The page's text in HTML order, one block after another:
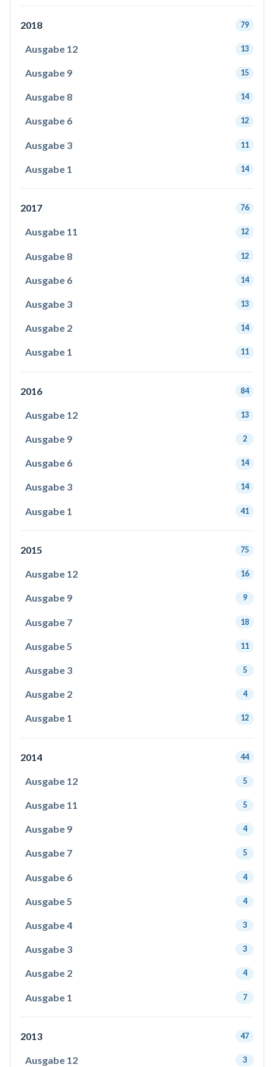
2018 79
Ausgabe 12 13
Ausgabe 9 15
Ausgabe 8 14
Ausgabe 6 12
Ausgabe 3 11
Ausgabe 1 14
2017 76
Ausgabe 11 12
Ausgabe 8 12
Ausgabe 6 14
Ausgabe 3 13
Ausgabe 2 14
Ausgabe 1 11
2016 84
Ausgabe 12 13
Ausgabe 9 2
Ausgabe 6 14
Ausgabe 3 14
Ausgabe 1 41
2015 75
Ausgabe 12 16
Ausgabe 9 9
Ausgabe 7 18
Ausgabe 5 11
Ausgabe 3 5
Ausgabe 2 4
Ausgabe 1 12
2014 44
Ausgabe 12 5
Ausgabe 11 5
Ausgabe 9 4
Ausgabe 7 5
Ausgabe 6 4
Ausgabe 5 4
Ausgabe 4 3
Ausgabe 3 3
Ausgabe 2 4
Ausgabe 1 7
2013 47
Ausgabe 12 3